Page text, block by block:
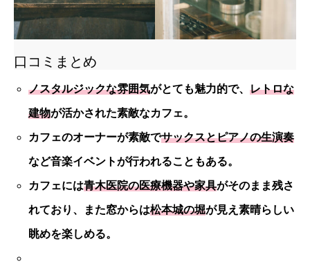
口コミまとめ
ノスタルジックな雰囲気がとても魅力的で、 レトロな
建物が活かされた素敵なカフェ。
カフェのオーナーが素敵でサックスとピアノの生演奏
など音楽イベントが行われることもある。
カフェには青木医院の医療機器や家具がそのまま残さ
れており、また窓からは松本城の堀が見え素晴らしい
眺めを楽しめる。